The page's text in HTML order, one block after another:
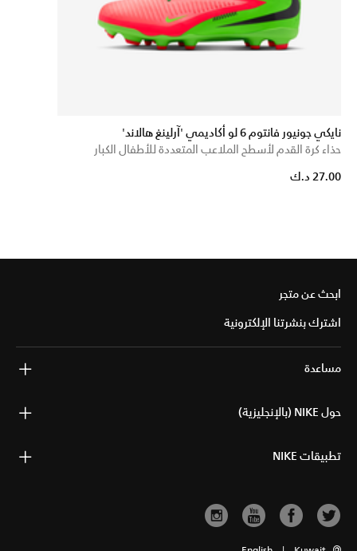
نايكي جونيور فانتوم 6 لو أكاديمي 'آرلينغ هالاند'
حذاء كرة القدم لأسطح الملاعب المتعددة للأطفال الكبار
27.00 د.ك
ابحث عن متجر
اشترك بنشرتنا الإلكترونية
مساعدة
حول NIKE (بالإنجليزية)
تطبيقات NIKE